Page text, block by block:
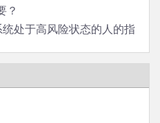
？
处于高风险状态的人的指